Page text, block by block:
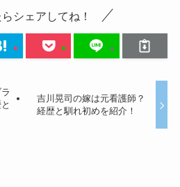
シェアしてね！
吉川晃司の嫁は元看護師？
経歴と馴れ初めを紹介！